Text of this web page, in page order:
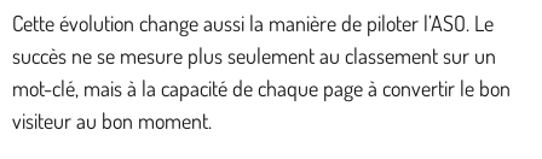
Cette évolution change aussi la manière de piloter l’ASO. Le
succès ne se mesure plus seulement au classement sur un
mot-clé, mais à la capacité de chaque page à convertir le bon
visiteur au bon moment.